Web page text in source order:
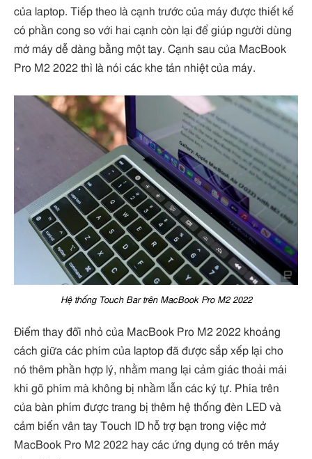
của laptop. Tiếp theo là cạnh trước của máy được thiết kế
có phần cong so với hai cạnh còn lại để giúp người dùng
mở máy dễ dàng bằng một tay. Cạnh sau của MacBook
Pro M2 2022 thì là nói các khe tản nhiệt của máy.
Hệ thống Touch Bar trên MacBook Pro M2 2022
Điểm thay đổi nhỏ của MacBook Pro M2 2022 khoảng
cách giữa các phím của laptop đã được sắp xếp lại cho
nó thêm phần hợp lý, nhằm mang lại cảm giác thoải mái
khi gõ phím mà không bị nhầm lẫn các ký tự. Phía trên
của bàn phím được trang bị thêm hệ thống đèn LED và
cảm biến vân tay Touch ID hỗ trợ bạn trong việc mở
MacBook Pro M2 2022 hay các ứng dụng có trên máy